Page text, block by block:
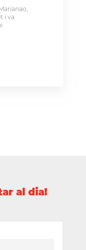
i va
al dia!